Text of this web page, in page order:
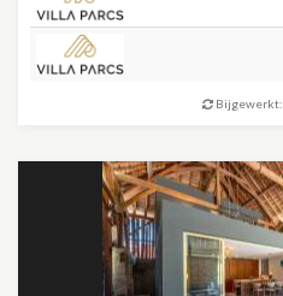
Bijgewerkt: